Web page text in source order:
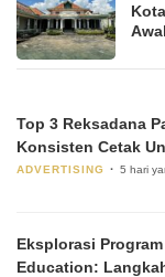
Top 3 Reksadana
Konsisten Cetak
ADVERTISING 5 hari
Eksplorasi
Education: